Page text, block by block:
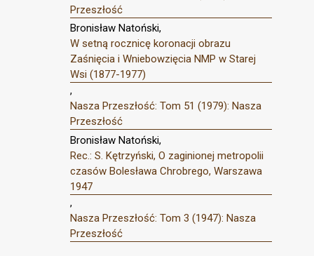
Przeszłość
Bronisław Natoński,
W setną rocznicę koronacji obrazu
Zaśnięcia i Wniebowzięcia NMP w Starej
Wsi (1877-1977)
,
Nasza Przeszłość: Tom 51 (1979): Nasza
Przeszłość
Bronisław Natoński,
Rec.: S. Kętrzyński, O zaginionej metropolii
czasów Bolesława Chrobrego, Warszawa
1947
,
Nasza Przeszłość: Tom 3 (1947): Nasza
Przeszłość